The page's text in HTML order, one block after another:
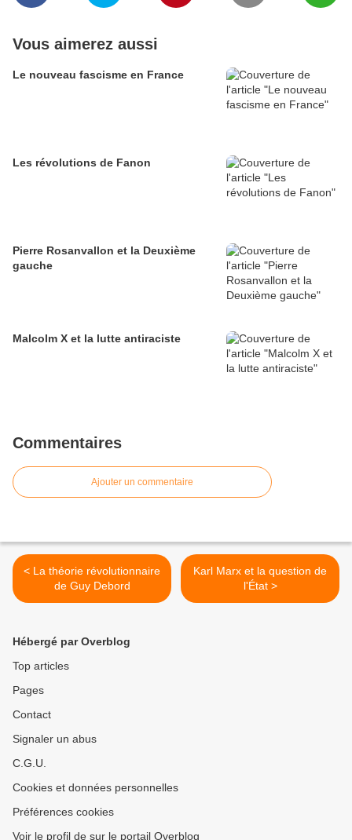
Vous aimerez aussi
Le nouveau fascisme en France
Les révolutions de Fanon
Pierre Rosanvallon et la Deuxième
gauche
Malcolm X et la lutte antiraciste
Commentaires
Ajouter un commentaire
< La théorie révolutionnaire
de Guy Debord
Karl Marx et la question de
l'État >
Hébergé par Overblog
Top articles
Pages
Contact
Signaler un abus
C.G.U.
Cookies et données personnelles
Préférences cookies
Voir le profil de sur le portail Overblog